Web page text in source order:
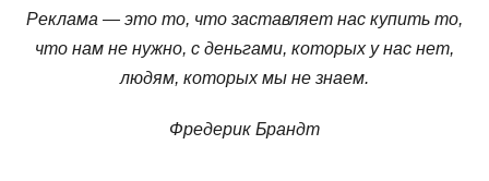
Реклама — это то, что заставляет нас купить то,
что нам не нужно, с деньгами, которых у нас нет,
людям, которых мы не знаем.
Фредерик Брандт